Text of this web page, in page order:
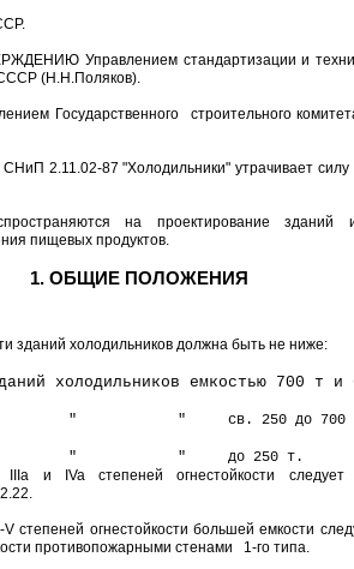
Управлением стандартизации и
СССР (Н.Н.Поляков).
Государственного строительного
2.11.02-87 "Холодильники" утрачивает
на проектирование зданий
пищевых продуктов.
1. ОБЩИЕ ПОЛОЖЕНИЯ
зданий холодильников должна быть не ниже:
емкостью 700 т и
св. 250 до 700
" " " " до 250 т.
IIIа и IVa степеней огнестойкости
степеней огнестойкости большей емкости
противопожарными стенами 1-го типа.